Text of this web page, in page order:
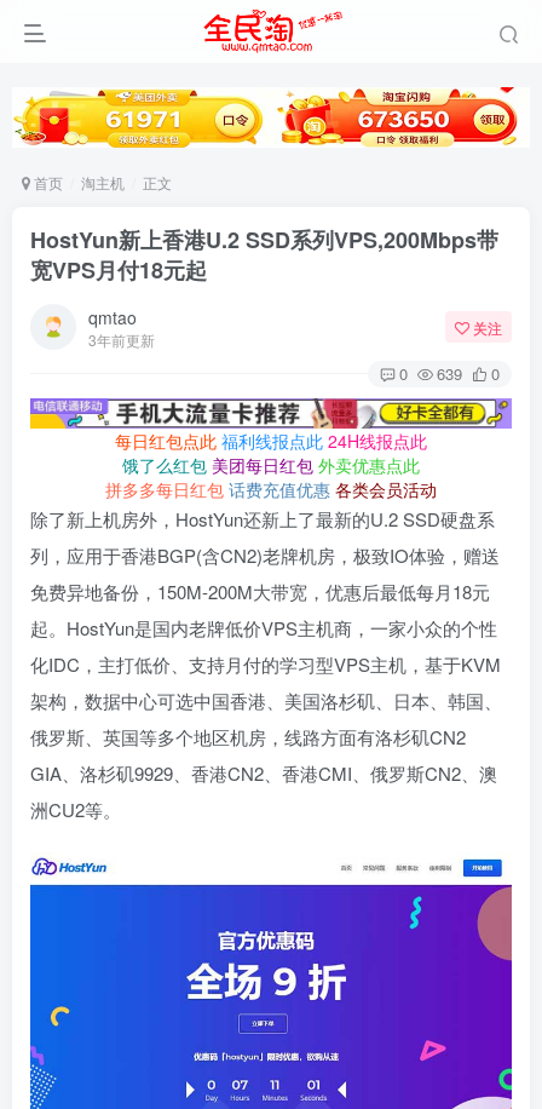
首页 淘主机 正文
HostYun新上香港U.2 SSD系列VPS,200Mbps带
宽VPS月付18元起
qmtao
3年前更新
关注
0 639 0
每日红包点此 福利线报点此 24H线报点此
饿了么红包 美团每日红包 外卖优惠点此
拼多多每日红包 话费充值优惠 各类会员活动
除了新上机房外，HostYun还新上了最新的U.2 SSD硬盘系
列，应用于香港BGP(含CN2)老牌机房，极致IO体验，赠送
免费异地备份，150M-200M大带宽，优惠后最低每月18元
起。HostYun是国内老牌低价VPS主机商，一家小众的个性
化IDC，主打低价、支持月付的学习型VPS主机，基于KVM
架构，数据中心可选中国香港、美国洛杉矶、日本、韩国、
俄罗斯、英国等多个地区机房，线路方面有洛杉矶CN2
GIA、洛杉矶9929、香港CN2、香港CMI、俄罗斯CN2、澳
洲CU2等。